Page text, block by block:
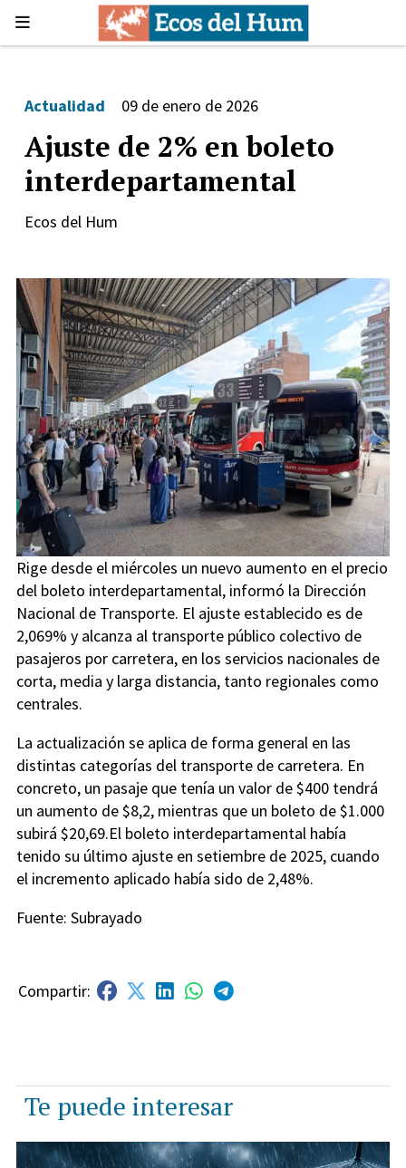
Ajuste de 2% en boleto
interdepartamental
Actualidad 09 de enero de 2026
Ecos del Hum
Rige desde el miércoles un nuevo aumento en el precio
del boleto interdepartamental, informó la Dirección
Nacional de Transporte. El ajuste establecido es de
2,069% y alcanza al transporte público colectivo de
pasajeros por carretera, en los servicios nacionales de
corta, media y larga distancia, tanto regionales como
centrales.
La actualización se aplica de forma general en las
distintas categorías del transporte de carretera. En
concreto, un pasaje que tenía un valor de $400 tendrá
un aumento de $8,2, mientras que un boleto de $1.000
subirá $20,69.El boleto interdepartamental había
tenido su último ajuste en setiembre de 2025, cuando
el incremento aplicado había sido de 2,48%.
Fuente: Subrayado
Te puede interesar